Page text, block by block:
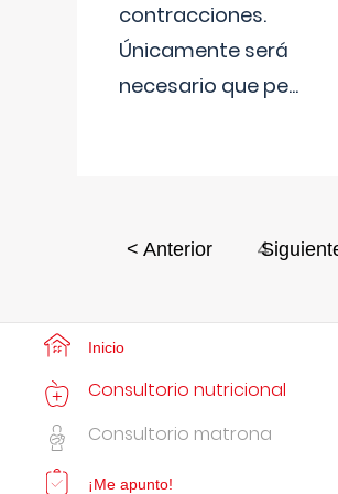
contracciones.
Únicamente será
necesario que pe...
< Anterior 4
Inicio
Consultorio nutricional
Consultorio matrona
¡Me apunto!